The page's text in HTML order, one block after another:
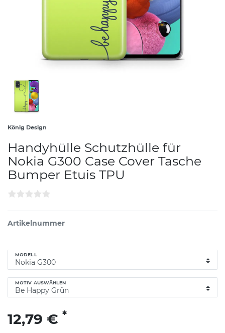
König Design
Handyhülle Schutzhülle für
Nokia G300 Case Cover Tasche
Bumper Etuis TPU
Artikelnummer
MODELL
MOTIV AUSWÄHLEN
12,79 € *